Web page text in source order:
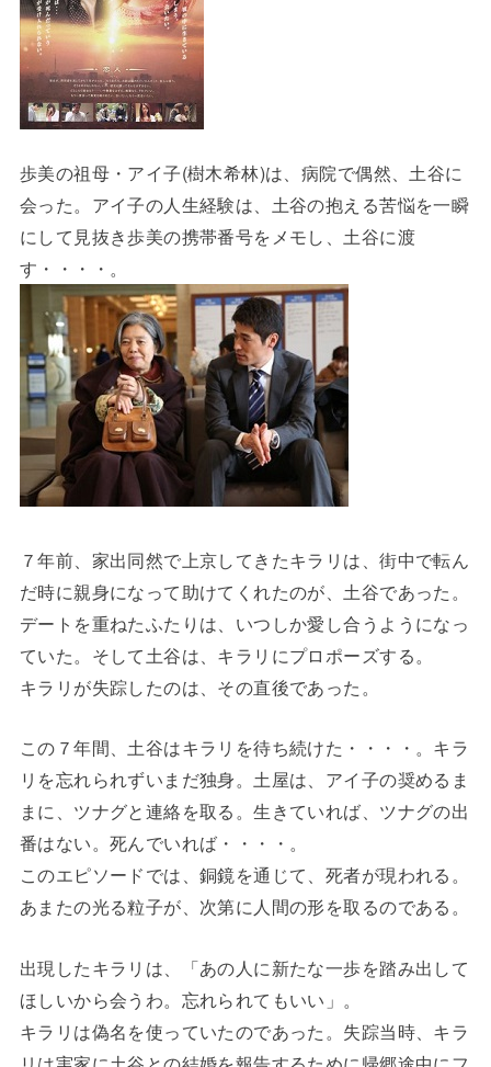
歩美の祖母・アイ子(樹木希林)は、病院で偶然、土谷に
会った。アイ子の人生経験は、土谷の抱える苦悩を一瞬
にして見抜き歩美の携帯番号をメモし、土谷に渡
す・・・・。
７年前、家出同然で上京してきたキラリは、街中で転ん
だ時に親身になって助けてくれたのが、土谷であった。
デートを重ねたふたりは、いつしか愛し合うようになっ
ていた。そして土谷は、キラリにプロポーズする。
キラリが失踪したのは、その直後であった。
この７年間、土谷はキラリを待ち続けた・・・・。キラ
リを忘れられずいまだ独身。土屋は、アイ子の奨めるま
まに、ツナグと連絡を取る。生きていれば、ツナグの出
番はない。死んでいれば・・・・。
このエピソードでは、銅鏡を通じて、死者が現われる。
あまたの光る粒子が、次第に人間の形を取るのである。
出現したキラリは、「あの人に新たな一歩を踏み出して
ほしいから会うわ。忘れられてもいい」。
キラリは偽名を使っていたのであった。失踪当時、キラ